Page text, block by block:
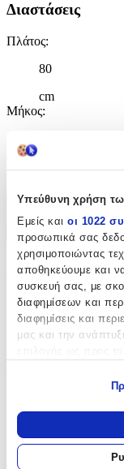
Υπεύθυνη χρήση
Εμείς και οι 1022
προσωπικά σας
χρησιμοποιώντας
αποθηκεύουμε και
συσκευή σας, με
διαφημίσεων και
διαφημίσεις και
μας και την
Να
σας τοποθεσία,
απόσταση
Διαστάσεις
Πλάτος:
80
cm
Μήκος:
Χαρακτηριστικά
+
Κατασκευαστής:
Homeone
Βασικά
Κατασκευή